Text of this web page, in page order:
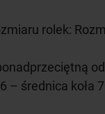
rolek:
– średnica koła